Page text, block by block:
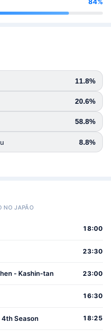
11.8%
20.6%
58.8%
8.8%
NO JAPÃO
18:00
23:30
- Kashin-tan 23:00
16:30
Season 18:25